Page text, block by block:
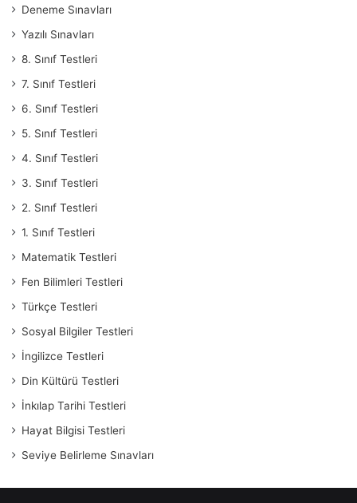
Deneme Sınavları
Yazılı Sınavları
8. Sınıf Testleri
7. Sınıf Testleri
6. Sınıf Testleri
5. Sınıf Testleri
4. Sınıf Testleri
3. Sınıf Testleri
2. Sınıf Testleri
1. Sınıf Testleri
Matematik Testleri
Fen Bilimleri Testleri
Türkçe Testleri
Sosyal Bilgiler Testleri
İngilizce Testleri
Din Kültürü Testleri
İnkılap Tarihi Testleri
Hayat Bilgisi Testleri
Seviye Belirleme Sınavları